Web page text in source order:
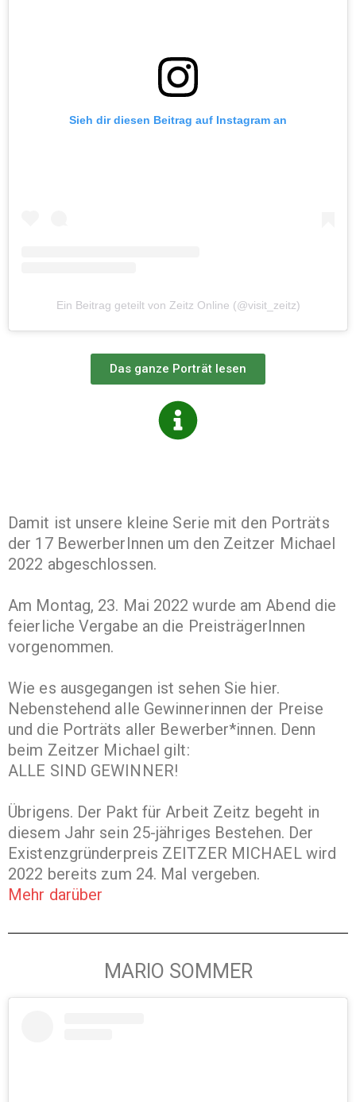
Sieh dir diesen Beitrag auf Instagram an
Ein Beitrag geteilt von Zeitz Online (@visit_zeitz)
Das ganze Porträt lesen
Damit ist unsere kleine Serie mit den Porträts
der 17 BewerberInnen um den Zeitzer Michael
2022 abgeschlossen.
Am Montag, 23. Mai 2022 wurde am Abend die
feierliche Vergabe an die PreisträgerInnen
vorgenommen.
Wie es ausgegangen ist sehen Sie hier.
Nebenstehend alle Gewinnerinnen der Preise
und die Porträts aller Bewerber*innen. Denn
beim Zeitzer Michael gilt:
ALLE SIND GEWINNER!
Übrigens. Der Pakt für Arbeit Zeitz begeht in
diesem Jahr sein 25-jähriges Bestehen. Der
Existenzgründerpreis ZEITZER MICHAEL wird
2022 bereits zum 24. Mal vergeben.
Mehr darüber
MARIO SOMMER